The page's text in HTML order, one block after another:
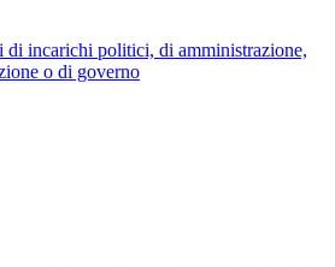
di incarichi politici, di amministrazione,
o di governo